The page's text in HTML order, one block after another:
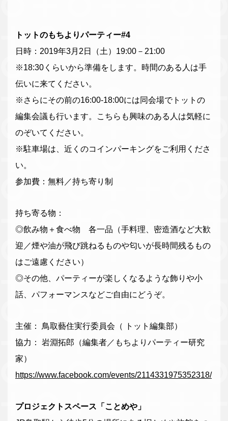
トットのもちよりパーティー#4
日時：2019年3月2日（土）19:00－21:00
※18:30くらいから準備をします。時間のある人は手
伝いに来てください。
※さらにその前の16:00-18:00には同会場でトットの
編集会議も行います。こちらも興味のある人は気軽に
のぞいてください。
※駐車場は、近くのコインパーキングをご利用くださ
い。
参加費：無料／持ち寄り制
持ち寄る物：
◎飲み物＋食べ物 各一品（手料理、密造酒など大歓
迎／煙や油が飛び跳ねるものや匂いが長時間残るもの
はご遠慮ください）
◎その他、パーティーが楽しくなるような飾りや小
話、パフォーマンスなどご自由にどうぞ。
主催： 鳥取藝住実行委員会（ トット編集部）
協力： 岩淵拓郎（編集者／もちよりパーティー研究
家）
https://www.facebook.com/events/2114331975352318/
プロジェクトスペース「ことめや」